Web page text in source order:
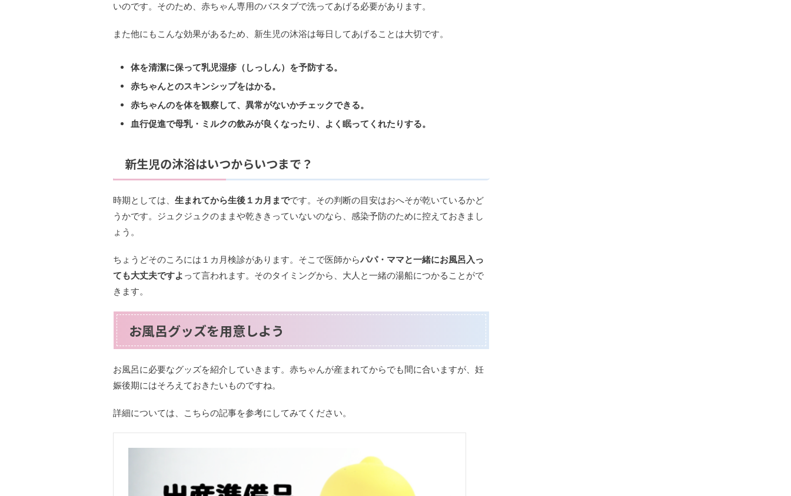
いのです。そのため、 赤ちゃん専用のバスタブで洗ってあげる必要があります。
また他にもこんな効果があるため、新生児の沐浴は毎日してあげることは大切です。
体を清潔に保って乳児湿疹（しっしん）を予防する。
赤ちゃんとのスキンシップをはかる。
赤ちゃんのを体を観察して、異常がないかチェックできる。
血行促進で母乳・ミルクの飲みが良くなったり、よく眠ってくれたりする。
新生児の沐浴はいつからいつまで？
時期としては、 生まれてから生後１カ月までです。その判断の目安はおへそが乾いているかど
うかです。ジュクジュクのままや乾ききっていないのなら、感染予防のために控えておきまし
ょう。
ちょうどそのころには１カ月検診があります。そこで医師からパパ・ママと一緒にお風呂入っ
ても大丈夫ですよ って言われます。そのタイミングから、大人と一緒の湯船につかることがで
きます。
お風呂グッズを用意しよう
お風呂に必要なグッズを紹介していきます。赤ちゃんが産まれてからでも間に合いますが、妊
娠後期にはそろえておきたいものですね。
詳細については、こちらの記事を参考にしてみてください。